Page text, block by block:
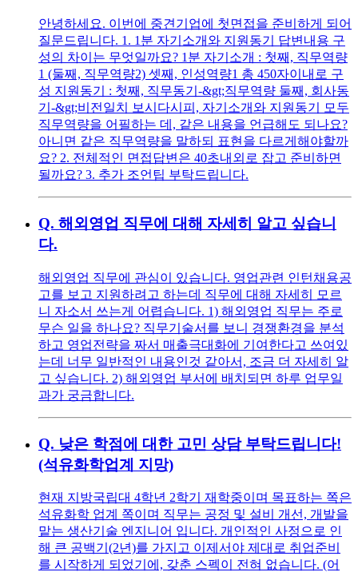
안녕하세요. 이번에 중견기업에 첫면접을 준비하게 되어
질문드립니다. 1. 1분 자기소개와 지원동기 답변내용 구
성의 차이는 무엇일까요? 1분 자기소개 : 첫째, 직무역량
1 (둘째, 직무역량2) 셋째, 인성역량1 총 450자이내로 구
성 지원동기 : 첫째, 직무동기-&gt;직무역량 둘째, 회사동
기-&gt;비전일치 보시다시피, 자기소개와 지원동기 모두
직무역량을 어필하는 데, 같은 내용을 언급해도 되나요?
아니면 같은 직무역량을 말하되 표현을 다르게해야할까
요? 2. 전체적인 면접답변은 40초내외로 잡고 준비하면
될까요? 3. 추가 조언팁 부탁드립니다.
Q. 해외영업 직무에 대해 자세히 알고 싶습니
다.
해외영업 직무에 관심이 있습니다. 영업관련 인턴채용공
고를 보고 지원하려고 하는데 직무에 대해 자세히 모르
니 자소서 쓰는게 어렵습니다. 1) 해외영업 직무는 주로
무슨 일을 하나요? 직무기술서를 보니 경쟁환경을 분석
하고 영업전략을 짜서 매출극대화에 기여한다고 쓰여있
는데 너무 일반적인 내용인것 같아서, 조금 더 자세히 알
고 싶습니다. 2) 해외영업 부서에 배치되면 하루 업무일
과가 궁금합니다.
Q. 낮은 학점에 대한 고민 상담 부탁드립니다!
(석유화학업계 지망)
현재 지방국립대 4학년 2학기 재학중이며 목표하는 쪽은
석유화학 업계 쪽이며 직무는 공정 및 설비 개선, 개발을
맡는 생산기술 엔지니어 입니다. 개인적인 사정으로 인
해 큰 공백기(2년)를 가지고 이제서야 제대로 취업준비
를 시작하게 되었기에, 갖춘 스펙이 전혀 없습니다. (어